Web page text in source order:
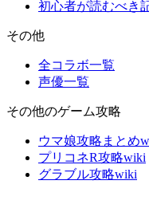
初心者が読むべき
その他
全コラボ一覧
声優一覧
その他のゲーム攻略
ウマ娘攻略まとめ
プリコネR攻略wiki
グラブル攻略wiki